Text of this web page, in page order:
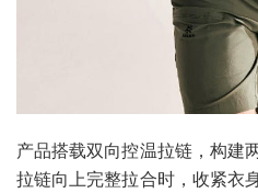
产品搭载双向控温拉链，构建
拉链向上完整拉合时，收紧衣